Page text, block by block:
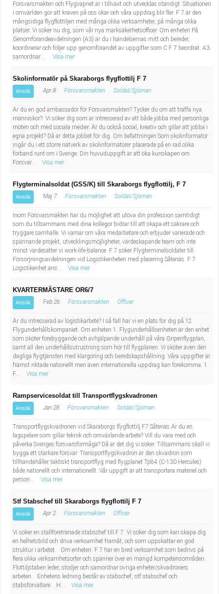
Försvarsmakten och Flygvapnet är i tillväxt och utvecklas ständigt. Situationen
i omvärlden gör att kraven på oss ökar och våra uppdrag blir fler. F 7 är den
mångsidiga flygflottiljen med många olika verksamheter, på många olika
platser. Vi söker nu dig, som vår nya marksäkerhetsofficer. Om enheten På
Genomförandeavdelningen (A3) är du i händelsernas mitt och bereder,
koordinerar och följer upp genomförandet av uppgifter som C F 7 beordrat. A3
samordnar ...
Visa mer
Skolinformatör på Skaraborgs flygflottilj F 7
Ansök Apr 8 Försvarsmakten Soldat/Sjöman
Är du en god ambassadör för Försvarsmakten? Tycker du om att träffa nya
människor? Vi söker dig som är intresserad av att både jobba med personliga
möten och med sociala medier. Är du också social, kreativ och gillar att jobba i
egna projekt? Då är detta jobbet för dig. Om befattningen Som skolinformatör
ingår du i ett större nätverk av skolinformatörer placerade på en rad olika
förband runt om i Sverige. Din huvuduppgift är att öka kunskapen om
Försvar...
Visa mer
Flygterminalsoldat (GSS/K) till Skaraborgs flygflottilj, F 7
Ansök Maj 7 Försvarsmakten Soldat/Sjöman
Inom Försvarsmakten har du möjlighet att utöva din profession samtidigt
som du tillsammans med dina kollegor bidrar till att skapa ett säkrare och
tryggare samhälle. Vi värnar om våra medarbetare och erbjuder varierade och
spännande projekt, utvecklingsmöjligheter, värdeskapande team och inte
minst värdesätter vi work-life-balance. F 7 söker Flygterminalsoldater till
Försörjningsavdelningen vid Logistikenheten med placering Såtenäs. F 7
Logistikenhet ans...
Visa mer
KVARTERMÄSTARE OR6/7
Ansök Feb 26 Försvarsmakten Officer
Är du intresserad av logistikarbete? I så fall har vi en plats för dig på 12
Flygunderhållskompaniet. Om enheten 1. Flygunderhållsenheten är den enhet
som sköter förebyggande och avhjälpande underhåll på våra Gripenflygplan,
samt all den underhållsutrustning som hör till flygplanen. Vi sköter även den
dagliga flygtjänsten med klargöring och beredskapshållning. Våra uppgifter är
främst riktade nationellt men även internationella uppdrag kan förekomma. 1.
F...
Visa mer
Rampservicesoldat till Transportflygskvadronen
Ansök Jan 28 Försvarsmakten Soldat/Sjöman
Transportflygskvadronen vid Skaraborgs flygflottilj F7 Såtenäs Är du en
lagspelare som gillar teknik och omväxlande arbete? Vill du vara med och
påverka Sveriges försvarsförmåga? Då är det dig vi söker. Tillsammans skall vi
bygga ett starkare försvar. Transportflygskvadron är den skvadron som
tillhandahåller taktiskt transportflyg med flygplanet Tp84 (C-130 Hercules)
både nationellt och internationellt. Vår uppgift är att transportera materiel och
person...
Visa mer
Stf Stabschef till Skaraborgs flygflottilj F 7
Ansök Apr 2 Försvarsmakten Officer
Vi söker en ställföretränade stabschef till F 7. Vi söker dig som kan skapa dig
en helhetsbild och driva verksamhet framåt, och som uppskattar en god
struktur i arbetet. Om enheten F 7 har en bred verksamhet som bedrivs på
flera olika verksamhetsorter och spänner över en mängd kompetensområden.
Flottiljstaben leder, stödjer och samordnar övriga enheter/skvadroners
arbeten. Enhetens ledning består av stabschef, stf stabschef och
stabsförvaltare. H...
Visa mer